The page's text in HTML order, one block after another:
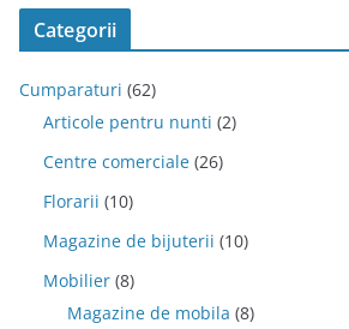
Categorii
Cumparaturi (62)
Articole pentru nunti (2)
Centre comerciale (26)
Florarii (10)
Magazine de bijuterii (10)
Mobilier (8)
Magazine de mobila (8)